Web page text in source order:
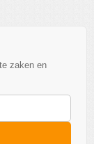
zaken en